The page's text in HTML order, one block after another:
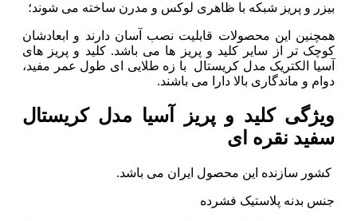
بیزر و پریز شبکه با ظاهری لوکس و مدرن ساخته می شوند؛
همچنین اين محصولات قابلیت نصب آسان دارند و ابعادشان
کوچک تر از سایر کلید و پریز ها می باشد. کلید و پریز های
آسیا الکتریک مدل کریستال با زه طلایی ای طول عمر مفید،
دوام و ماندگاری بالا دارا می باشند.
ویژگی کلید و پریز آسیا مدل کریستال
سفید نقره ای
کشور سازنده این محصول ایران می باشد.
جنس بدنه پلاستیک فشرده